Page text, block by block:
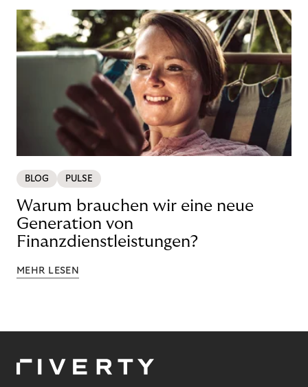
BLOG PULSE
Warum brauchen wir eine neue
Generation von
Finanzdienstleistungen?
MEHR LESEN